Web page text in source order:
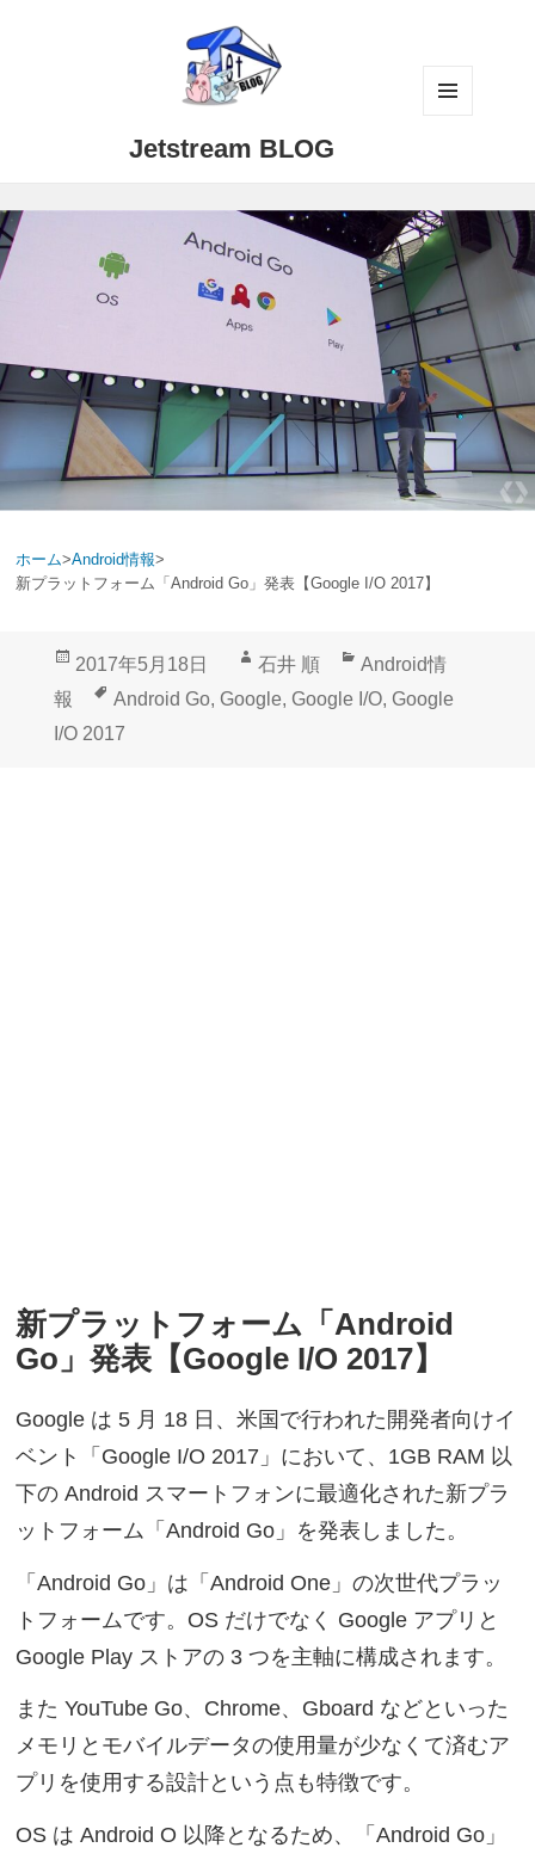
Jetstream BLOG
ホーム>Android情報>
新プラットフォーム「Android Go」発表【Google I/O 2017】
投
日:
2017年5月18日
作
成
石井 順
カ
テ
Android情
報
タ
グ
Android Go, Google, Google I/O, Google
I/O 2017
新プラットフォーム「Android
Go」発表【Google I/O 2017】
Google は 5 月 18 日、米国で行われた開発者向けイ
ベント「Google I/O 2017」において、1GB RAM 以
下の Android スマートフォンに最適化された新プラ
ットフォーム「Android Go」を発表しました。
「Android Go」は「Android One」の次世代プラッ
トフォームです。OS だけでなく Google アプリと
Google Play ストアの 3 つを主軸に構成されます。
また YouTube Go、Chrome、Gboard などといった
メモリとモバイルデータの使用量が少なくて済むア
プリを使用する設計という点も特徴です。
OS は Android O 以降となるため、「Android Go」